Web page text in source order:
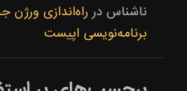
ناشناس درراه‌اندازی
برنامه‌نویسی اپیست